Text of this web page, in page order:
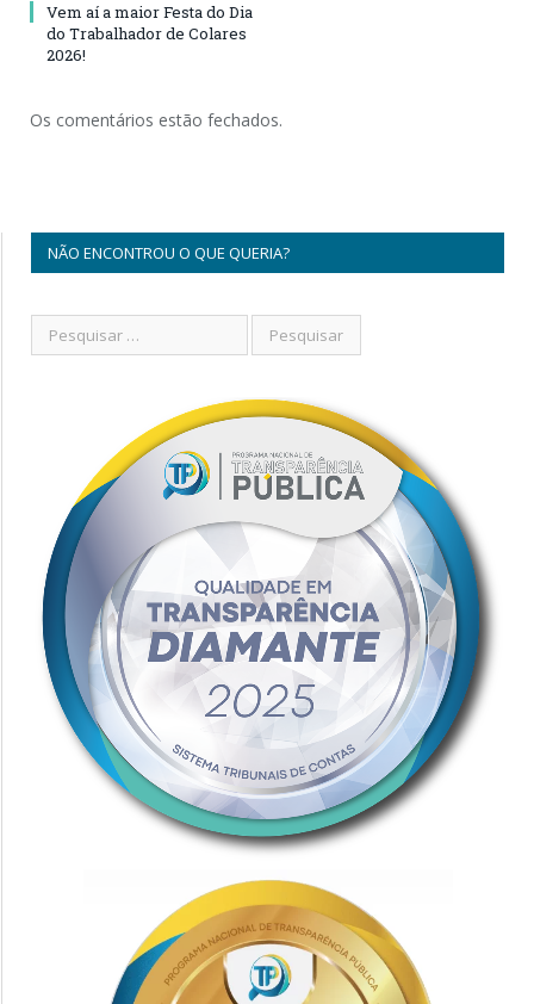
Vem aí a maior Festa do Dia
do Trabalhador de Colares
2026!
Os comentários estão fechados.
NÃO ENCONTROU O QUE QUERIA?